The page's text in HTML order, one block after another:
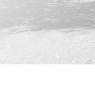
70 m² / 1.500 m²